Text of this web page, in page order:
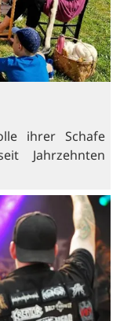
ihrer Schafe
Jahrzehnten